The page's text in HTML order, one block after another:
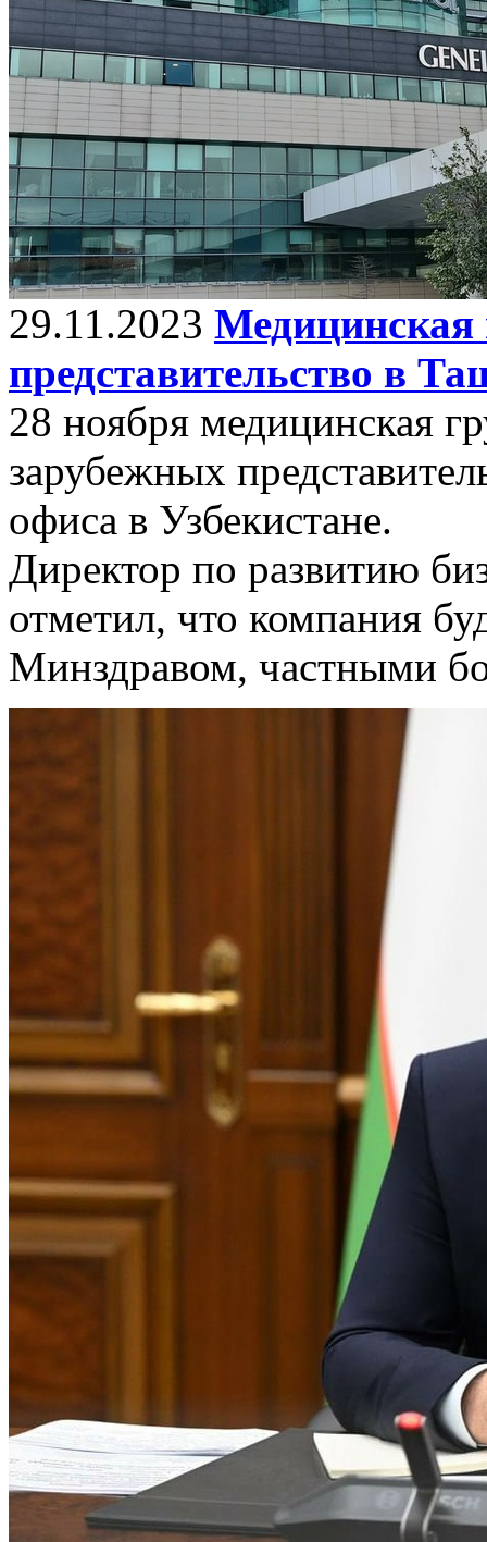
29.11.2023 Медицинская
представительство в
28 ноября медицинская
зарубежных
офиса в Узбекистане.
Директор по развитию
отметил, что компания
Минздравом, частными